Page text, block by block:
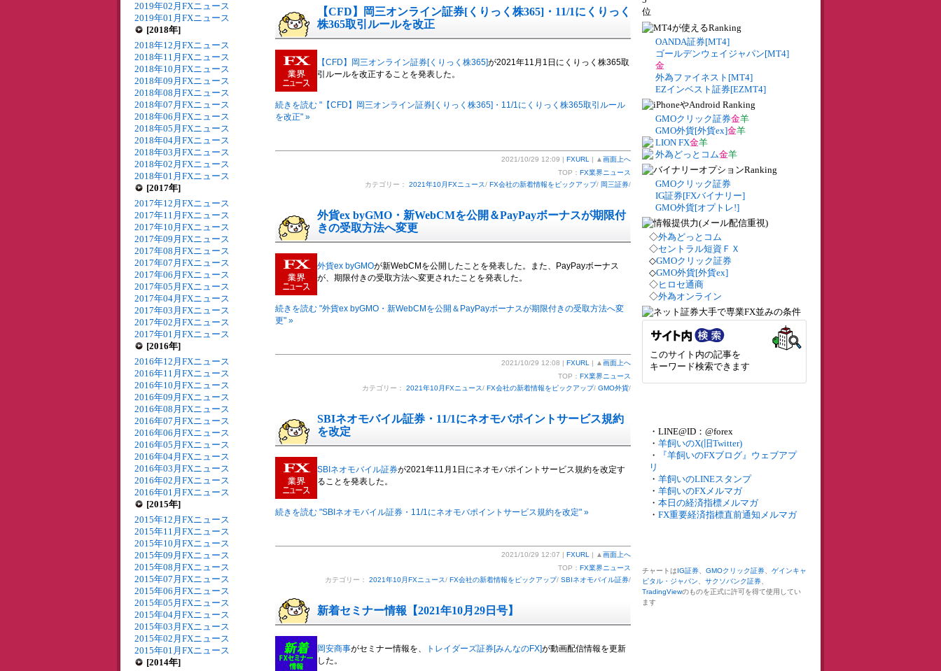
2019年02月FXニュース
2019年01月FXニュース
[2018年]
2018年12月FXニュース
2018年11月FXニュース
2018年10月FXニュース
2018年09月FXニュース
2018年08月FXニュース
2018年07月FXニュース
2018年06月FXニュース
2018年05月FXニュース
2018年04月FXニュース
2018年03月FXニュース
2018年02月FXニュース
2018年01月FXニュース
[2017年]
2017年12月FXニュース
2017年11月FXニュース
2017年10月FXニュース
2017年09月FXニュース
2017年08月FXニュース
2017年07月FXニュース
2017年06月FXニュース
2017年05月FXニュース
2017年04月FXニュース
2017年03月FXニュース
2017年02月FXニュース
2017年01月FXニュース
[2016年]
2016年12月FXニュース
2016年11月FXニュース
2016年10月FXニュース
2016年09月FXニュース
2016年08月FXニュース
2016年07月FXニュース
2016年06月FXニュース
2016年05月FXニュース
2016年04月FXニュース
2016年03月FXニュース
2016年02月FXニュース
2016年01月FXニュース
[2015年]
2015年12月FXニュース
2015年11月FXニュース
2015年10月FXニュース
2015年09月FXニュース
2015年08月FXニュース
2015年07月FXニュース
2015年06月FXニュース
2015年05月FXニュース
2015年04月FXニュース
2015年03月FXニュース
2015年02月FXニュース
2015年01月FXニュース
[2014年]
【CFD】岡三オンライン証券[くりっく株365]・11/1にくりっく
株365取引ルールを改正
【CFD】岡三オンライン証券[くりっく株365]が2021年11月1日にくりっく株365取
引ルールを改正することを発表した。
続きを読む "【CFD】岡三オンライン証券[くりっく株365]・11/1にくりっく株365取引ルール
を改正" »
2021/10/29 12:09 | FXURL | ▲ 画面上へ
TOP： FX業界ニュース
カテゴリー： 2021年10月FXニュース/ FX会社の新着情報をピックアップ/ 岡三証券/
外貨ex byGMO・新WebCMを公開＆PayPayボーナスが期限付
きの受取方法へ変更
外貨ex byGMOが新WebCMを公開したことを発表した。また、PayPayボーナス
が、期限付きの受取方法へ変更されたことを発表した。
続きを読む "外貨ex byGMO・新WebCMを公開＆PayPayボーナスが期限付きの受取方法へ変
更" »
2021/10/29 12:08 | FXURL | ▲ 画面上へ
TOP： FX業界ニュース
カテゴリー： 2021年10月FXニュース/ FX会社の新着情報をピックアップ/ GMO外貨/
SBIネオモバイル証券・11/1にネオモバポイントサービス規約
を改定
SBIネオモバイル証券が2021年11月1日にネオモバポイントサービス規約を改定す
ることを発表した。
続きを読む "SBIネオモバイル証券・11/1にネオモバポイントサービス規約を改定" »
2021/10/29 12:07 | FXURL | ▲ 画面上へ
TOP： FX業界ニュース
カテゴリー： 2021年10月FXニュース/ FX会社の新着情報をピックアップ/ SBIネオモバイル証券/
新着セミナー情報【2021年10月29日号】
岡安商事がセミナー情報を、 トレイダーズ証券[みんなのFX]が動画配信情報を更新
した。
OANDA証券[MT4]
ゴールデンウェイジャパン[MT4]
金
外為ファイネスト[MT4]
EZインベスト証券[EZMT4]
GMOクリック証券金羊
GMO外貨[外貨ex]金羊
LION FX金羊
外為どっとコム金羊
GMOクリック証券
IG証券[FXバイナリー]
GMO外貨[オプトレ!]
◇外為どっとコム
◇セントラル短資ＦＸ
◇GMOクリック証券
◇GMO外貨[外貨ex]
◇ヒロセ通商
◇外為オンライン
このサイト内の記事を
キーワード検索できます
・LINE@ID：@forex
・ 羊飼いのX(旧Twitter)
・
『羊飼いのFXブログ』ウェブアプ
リ
・ 羊飼いのLINEスタンプ
・ 羊飼いのFXメルマガ
・ 本日の経済指標メルマガ
・ FX重要経済指標直前通知メルマガ
チャートはIG証券 GMOクリック証券
ゲインキャ
ピタル・ジャパン
サクソバンク証券
TradingViewのものを正式に許可を得て使用してい
ます